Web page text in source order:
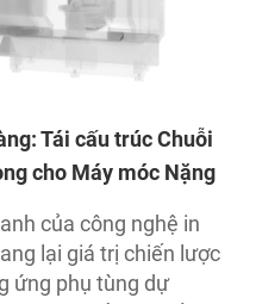
Tái cấu trúc Chuỗi
cho Máy móc Nặng
của công nghệ in
lại giá trị chiến lược
ứng phụ tùng dự